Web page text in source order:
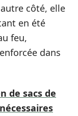
côté, elle
en été
feu,
dans
de sacs de